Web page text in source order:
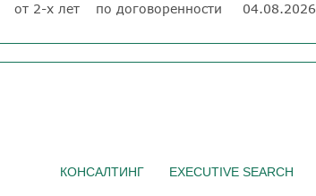
от 2-х лет по договоренности 04.08.2026
КОНСАЛТИНГ EXECUTIVE SEARCH